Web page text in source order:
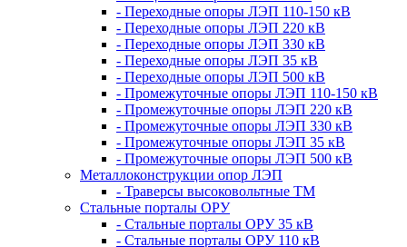
- Переходные опоры ЛЭП 110-150 кВ
- Переходные опоры ЛЭП 220 кВ
- Переходные опоры ЛЭП 330 кВ
- Переходные опоры ЛЭП 35 кВ
- Переходные опоры ЛЭП 500 кВ
- Промежуточные опоры ЛЭП 110-150 кВ
- Промежуточные опоры ЛЭП 220 кВ
- Промежуточные опоры ЛЭП 330 кВ
- Промежуточные опоры ЛЭП 35 кВ
- Промежуточные опоры ЛЭП 500 кВ
Металлоконструкции опор ЛЭП
- Траверсы высоковольтные ТМ
Стальные порталы ОРУ
- Стальные порталы ОРУ 35 кВ
- Стальные порталы ОРУ 110 кВ